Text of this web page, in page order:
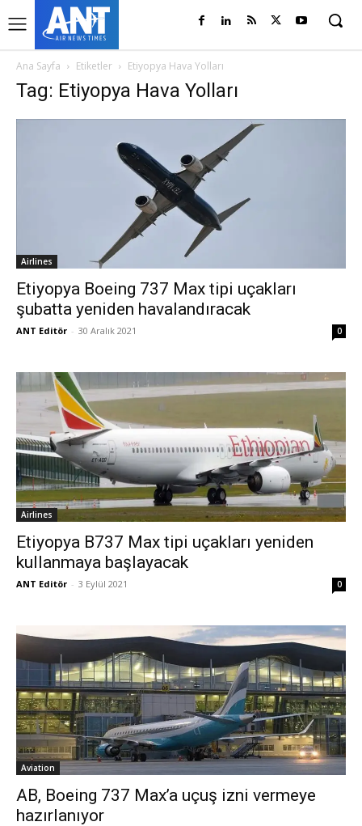
Ana Sayfa Etiketler Etiyopya Hava Yolları
Tag: Etiyopya Hava Yolları
Airlines
Etiyopya Boeing 737 Max tipi uçakları
şubatta yeniden havalandıracak
ANT Editör - 30 Aralık 2021 0
Airlines
Etiyopya B737 Max tipi uçakları yeniden
kullanmaya başlayacak
ANT Editör - 3 Eylül 2021 0
Aviation
AB, Boeing 737 Max’a uçuş izni vermeye
hazırlanıyor